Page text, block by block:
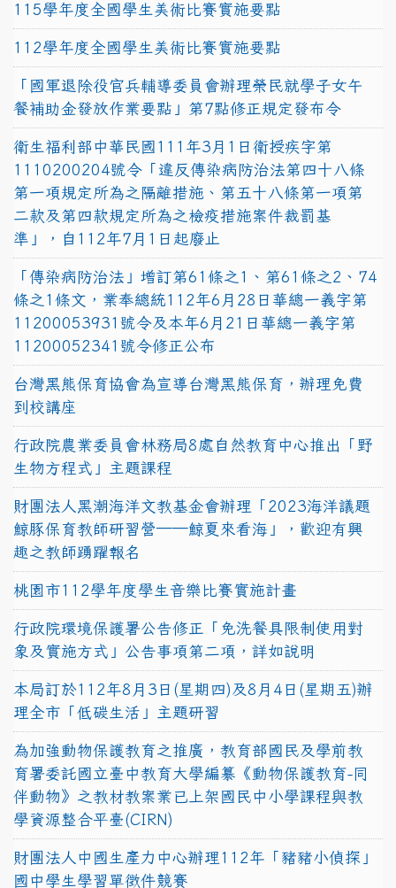
115學年度全國學生美術比賽實施要點
112學年度全國學生美術比賽實施要點
「國軍退除役官兵輔導委員會辦理榮民就學子女午
餐補助金發放作業要點」第7點修正規定發布令
衛生福利部中華民國111年3月1日衛授疾字第
1110200204號令「違反傳染病防治法第四十八條
第一項規定所為之隔離措施、第五十八條第一項第
二款及第四款規定所為之檢疫措施案件裁罰基
準」，自112年7月1日起廢止
「傳染病防治法」增訂第61條之1、第61條之2、74
條之1條文，業奉總統112年6月28日華總一義字第
11200053931號令及本年6月21日華總一義字第
11200052341號令修正公布
台灣黑熊保育協會為宣導台灣黑熊保育，辦理免費
到校講座
行政院農業委員會林務局8處自然教育中心推出「野
生物方程式」主題課程
財團法人黑潮海洋文教基金會辦理「2023海洋議題
鯨豚保育教師研習營──鯨夏來看海」，歡迎有興
趣之教師踴躍報名
桃園市112學年度學生音樂比賽實施計畫
行政院環境保護署公告修正「免洗餐具限制使用對
象及實施方式」公告事項第二項，詳如說明
本局訂於112年8月3日(星期四)及8月4日(星期五)辦
理全市「低碳生活」主題研習
為加強動物保護教育之推廣，教育部國民及學前教
育署委託國立臺中教育大學編纂《動物保護教育-同
伴動物》之教材教案業已上架國民中小學課程與教
學資源整合平臺(CIRN)
財團法人中國生產力中心辦理112年「豬豬小偵探」
國中學生學習單徵件競賽